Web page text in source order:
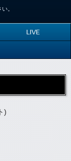
。
LIVE
)